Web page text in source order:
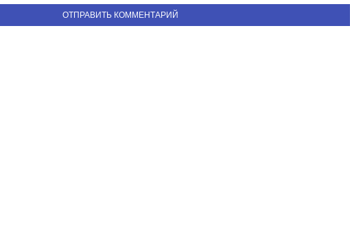
ОТПРАВИТЬ КОММЕНТАРИЙ